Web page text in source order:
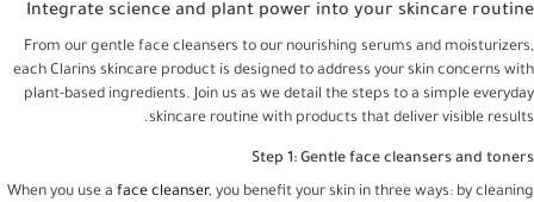
Integrate science and plant power into your skincare routine
From our gentle face cleansers to our nourishing serums and moisturizers,
each Clarins skincare product is designed to address your skin concerns with
plant-based ingredients. Join us as we detail the steps to a simple everyday
skincare routine with products that deliver visible results.
Step 1: Gentle face cleansers and toners
When you use a face cleanser, you benefit your skin in three ways: by cleaning